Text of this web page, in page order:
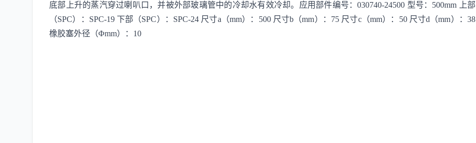
底部上升的蒸汽穿过喇叭口，并被外部玻璃管中的冷却水有效冷却。应用部件编号：030740-24500 型号：500mm 上部
（SPC）：SPC-19 下部（SPC）：SPC-24 尺寸a（mm）：500 尺寸b（mm）：75 尺寸c（mm）：50 尺寸d（mm）：38
橡胶塞外径（Φmm）：10